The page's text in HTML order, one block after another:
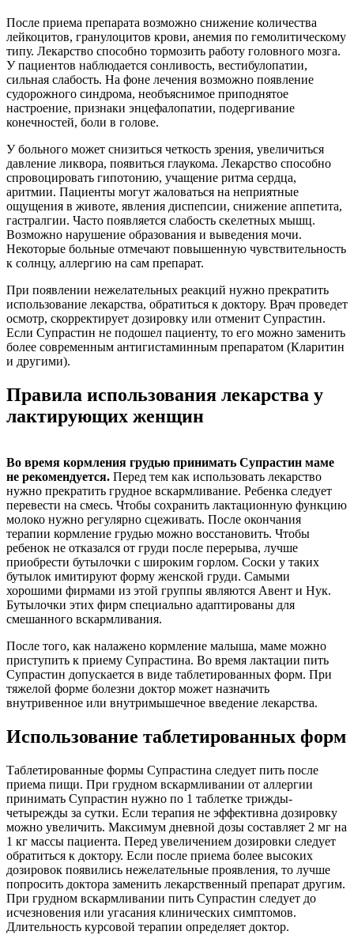
После приема препарата возможно снижение количества
лейкоцитов, гранулоцитов крови, анемия по гемолитическому
типу. Лекарство способно тормозить работу головного мозга.
У пациентов наблюдается сонливость, вестибулопатии,
сильная слабость. На фоне лечения возможно появление
судорожного синдрома, необъяснимое приподнятое
настроение, признаки энцефалопатии, подергивание
конечностей, боли в голове.
У больного может снизиться четкость зрения, увеличиться
давление ликвора, появиться глаукома. Лекарство способно
спровоцировать гипотонию, учащение ритма сердца,
аритмии. Пациенты могут жаловаться на неприятные
ощущения в животе, явления диспепсии, снижение аппетита,
гастралгии. Часто появляется слабость скелетных мышц.
Возможно нарушение образования и выведения мочи.
Некоторые больные отмечают повышенную чувствительность
к солнцу, аллергию на сам препарат.
При появлении нежелательных реакций нужно прекратить
использование лекарства, обратиться к доктору. Врач проведет
осмотр, скорректирует дозировку или отменит Супрастин.
Если Супрастин не подошел пациенту, то его можно заменить
более современным антигистаминным препаратом (Кларитин
и другими).
Правила использования лекарства у
лактирующих женщин
Во время кормления грудью принимать Супрастин маме
не рекомендуется. Перед тем как использовать лекарство
нужно прекратить грудное вскармливание. Ребенка следует
перевести на смесь. Чтобы сохранить лактационную функцию
молоко нужно регулярно сцеживать. После окончания
терапии кормление грудью можно восстановить. Чтобы
ребенок не отказался от груди после перерыва, лучше
приобрести бутылочки с широким горлом. Соски у таких
бутылок имитируют форму женской груди. Самыми
хорошими фирмами из этой группы являются Авент и Нук.
Бутылочки этих фирм специально адаптированы для
смешанного вскармливания.
После того, как налажено кормление малыша, маме можно
приступить к приему Супрастина. Во время лактации пить
Супрастин допускается в виде таблетированных форм. При
тяжелой форме болезни доктор может назначить
внутривенное или внутримышечное введение лекарства.
Использование таблетированных форм
Таблетированные формы Супрастина следует пить после
приема пищи. При грудном вскармливании от аллергии
принимать Супрастин нужно по 1 таблетке трижды-
четырежды за сутки. Если терапия не эффективна дозировку
можно увеличить. Максимум дневной дозы составляет 2 мг на
1 кг массы пациента. Перед увеличением дозировки следует
обратиться к доктору. Если после приема более высоких
дозировок появились нежелательные проявления, то лучше
попросить доктора заменить лекарственный препарат другим.
При грудном вскармливании пить Супрастин следует до
исчезновения или угасания клинических симптомов.
Длительность курсовой терапии определяет доктор.